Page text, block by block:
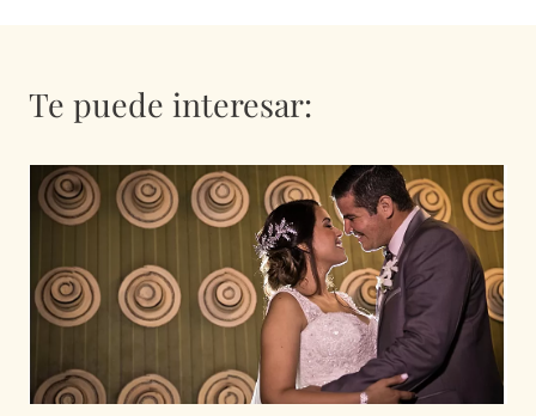
Te puede interesar: